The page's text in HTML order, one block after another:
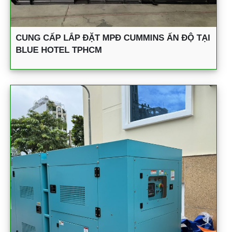
CUNG CẤP LẮP ĐẶT MPĐ CUMMINS ẤN ĐỘ TẠI
BLUE HOTEL TPHCM